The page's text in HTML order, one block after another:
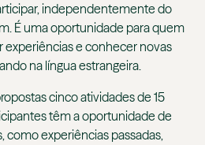
independentemente do
É uma oportunidade para quem
experiências e conhecer novas
na língua estrangeira.
cinco atividades de 15
têm a oportunidade de
como experiências passadas,